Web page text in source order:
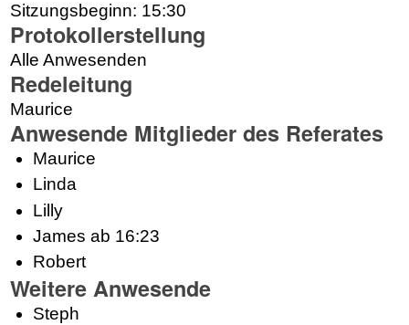
Sitzungsbeginn: 15:30
Protokollerstellung
Alle Anwesenden
Redeleitung
Maurice
Anwesende Mitglieder des Referates
Maurice
Linda
Lilly
Jamesab 16:23
Robert
Weitere Anwesende
Steph